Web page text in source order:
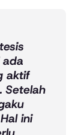
aktif
Setelah
ini